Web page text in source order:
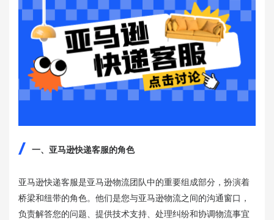
一、亚马逊快递客服的角色
亚马逊快递客服是亚马逊物流团队中的重要组成部分，扮演着
桥梁和纽带的角色。他们是您与亚马逊物流之间的沟通窗口，
负责解答您的问题、提供技术支持、处理纠纷和协调物流事宜